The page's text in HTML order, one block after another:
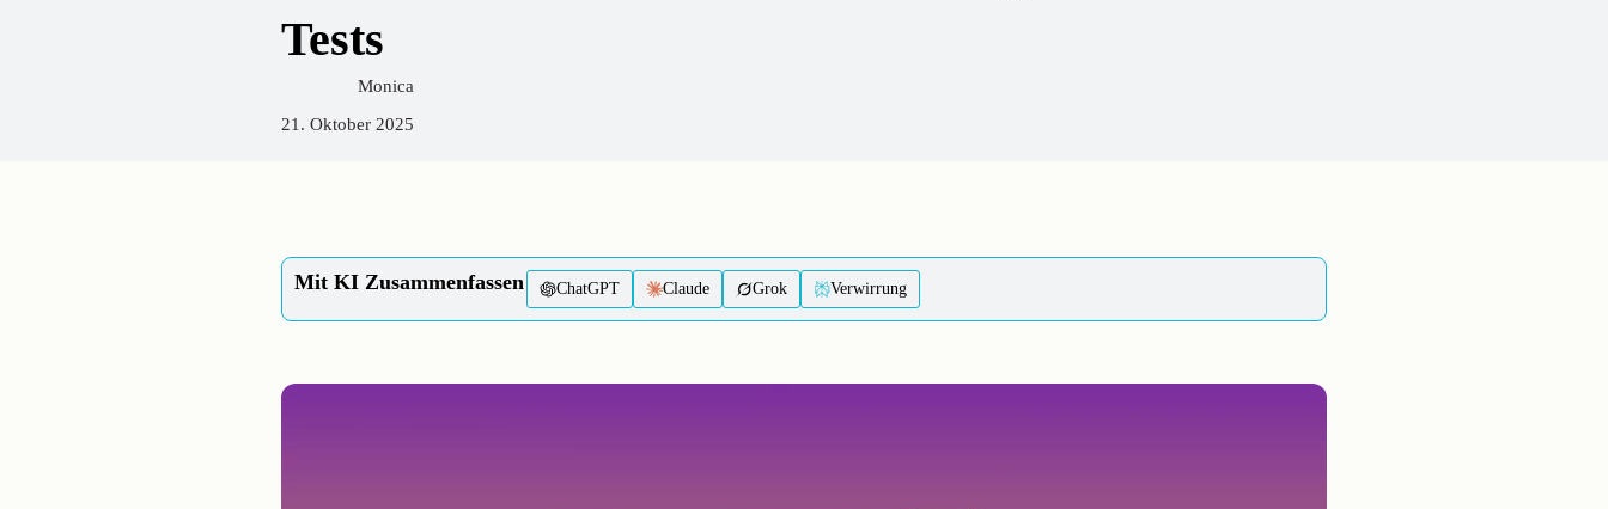
Tests
Monica
21. Oktober 2025
Mit KI Zusammenfassen ChatGPT Claude Grok Verwirrung